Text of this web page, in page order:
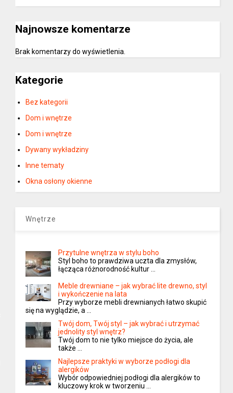
Najnowsze komentarze
Brak komentarzy do wyświetlenia.
Kategorie
Bez kategorii
Dom i wnętrze
Dom i wnętrze
Dywany wykładziny
Inne tematy
Okna osłony okienne
Wnętrze
Przytulne wnętrza w stylu boho
Styl boho to prawdziwa uczta dla zmysłów,
łącząca różnorodność kultur …
Meble drewniane – jak wybrać lite drewno, styl
i wykończenie na lata
Przy wyborze mebli drewnianych łatwo skupić
się na wyglądzie, a …
Twój dom, Twój styl – jak wybrać i utrzymać
jednolity styl wnętrz?
Twój dom to nie tylko miejsce do życia, ale
także …
Najlepsze praktyki w wyborze podłogi dla
alergików
Wybór odpowiedniej podłogi dla alergików to
kluczowy krok w tworzeniu …